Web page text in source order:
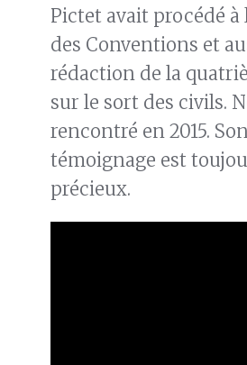
Pictet avait procédé à
des Conventions et
rédaction de la
sur le sort des civils.
rencontré en 2015.
témoignage est
précieux.